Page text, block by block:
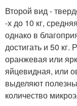
Второй вид -
-х до 10 кг,
однако в
достигать и 50 кг.
оранжевая или
яйцевидная, или
выделяют
количество